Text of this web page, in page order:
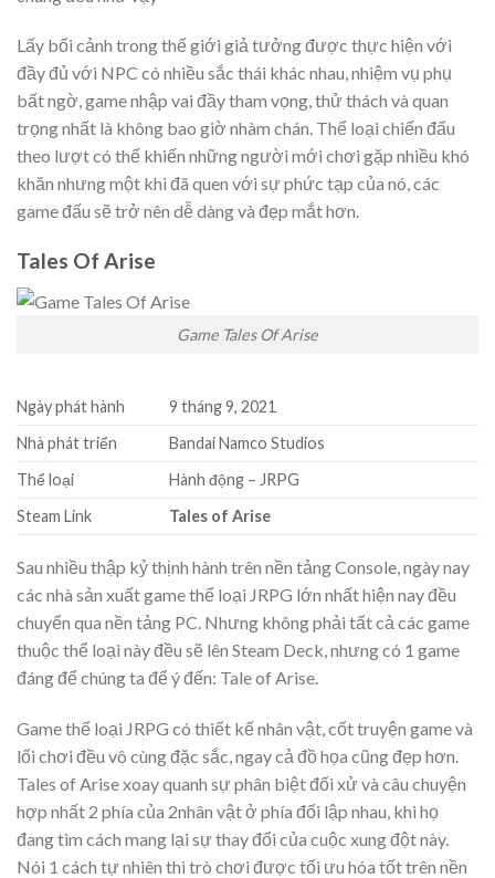
Lấy bối cảnh trong thế giới giả tưởng được thực hiện với
đầy đủ với NPC có nhiều sắc thái khác nhau, nhiệm vụ phụ
bất ngờ, game nhập vai đầy tham vọng, thử thách và quan
trọng nhất là không bao giờ nhàm chán. Thể loại chiến đấu
theo lượt có thể khiến những người mới chơi gặp nhiều khó
khăn nhưng một khi đã quen với sự phức tạp của nó, các
game đấu sẽ trở nên dễ dàng và đẹp mắt hơn.
Tales Of Arise
Game Tales Of Arise
Ngày phát hành
9 tháng 9, 2021
Nhà phát triển
Bandai Namco Studios
Thể loại
Hành động – JRPG
Steam Link
Tales of Arise
Sau nhiều thập kỷ thịnh hành trên nền tảng Console, ngày nay
các nhà sản xuất game thể loại JRPG lớn nhất hiện nay đều
chuyển qua nền tảng PC. Nhưng không phải tất cả các game
thuộc thể loại này đều sẽ lên Steam Deck, nhưng có 1 game
đáng để chúng ta để ý đến: Tale of Arise.
Game thể loại JRPG có thiết kế nhân vật, cốt truyện game và
lối chơi đều vô cùng đặc sắc, ngay cả đồ họa cũng đẹp hơn.
Tales of Arise xoay quanh sự phân biệt đối xử và câu chuyện
hợp nhất 2 phía của 2nhân vật ở phía đối lập nhau, khi họ
đang tìm cách mang lại sự thay đổi của cuộc xung đột này.
Nói 1 cách tự nhiên thì trò chơi được tối ưu hóa tốt trên nền